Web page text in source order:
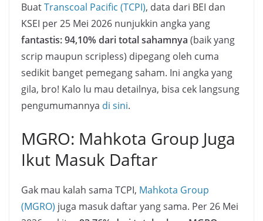
BuatTranscoal Pacific (TCPI), data dari BEI dan
KSEI per 25 Mei 2026 nunjukkin angka yang
fantastis: 94,10% dari total sahamnya (baik yang
scrip maupun scripless) dipegang oleh cuma
sedikit banget pemegang saham. Ini angka yang
gila, bro! Kalo lu mau detailnya, bisa cek langsung
pengumumannya di sini.
MGRO: Mahkota Group Juga
Ikut Masuk Daftar
Gak mau kalah sama TCPI, Mahkota Group
(MGRO) juga masuk daftar yang sama. Per 26 Mei